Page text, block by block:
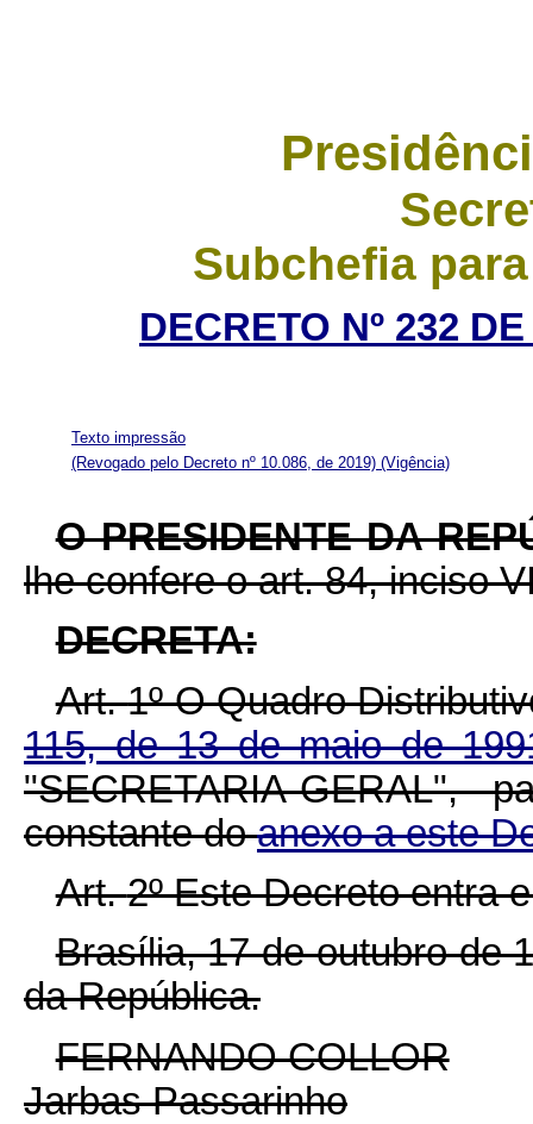
Subchefia
DECRETO Nº 232
Texto impressão
(Revogado pelo Decreto nº 10.086, de 2019) (Vigência)
O PRESIDENTE DA
lhe confere o art. 84, inciso
DECRETA:
Art.1º O Quadro
115, de 13 de maio de
"SECRETARIA-
constante doanexo a este
Art.2º Este Decreto entra
Brasília, 17 de outubro de
da República.
FERNANDO COLLOR
Jarbas Passarinho